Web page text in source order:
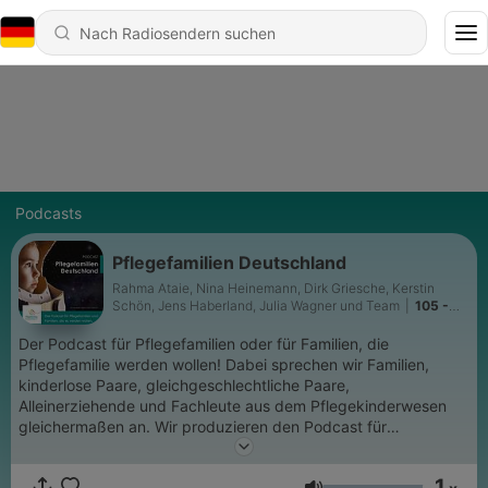
Podcasts
Pflegefamilien Deutschland
Rahma Ataie, Nina Heinemann, Dirk Griesche, Kerstin
Schön, Jens Haberland, Julia Wagner und Team
105 -
Der Podcast für Pflegefamilien oder für Familien, die
Pflegefamilie werden wollen! Dabei sprechen wir Familien,
kinderlose Paare, gleichgeschlechtliche Paare,
Alleinerziehende und Fachleute aus dem Pflegekinderwesen
gleichermaßen an. Wir produzieren den Podcast für
Pflegefamilien im deutschsprachigen Raum. Wir berichten über